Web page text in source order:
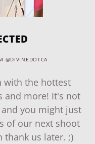
@DIVINEDOTCA
with the hottest
and more! It's not
you might just
of our next shoot
thank us later. ;)